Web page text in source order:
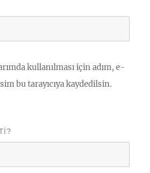
kullanılması için adım, e-
bu tarayıcıya kaydedilsin.